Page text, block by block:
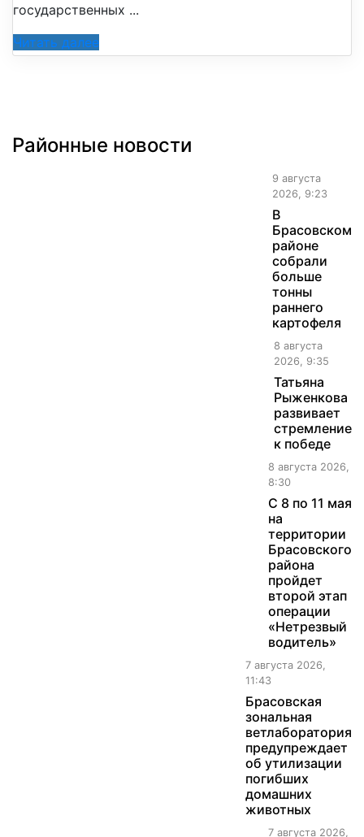
государственных ...
Читать далее
Районные новости
9 августа
2026, 9:23
В
Брасовском
районе
собрали
больше
тонны
раннего
картофеля
8 августа
2026, 9:35
Татьяна
Рыженкова
развивает
стремление
к победе
8 августа 2026,
8:30
С 8 по 11 мая
на
территории
Брасовского
района
пройдет
второй этап
операции
«Нетрезвый
водитель»
7 августа 2026,
11:43
Брасовская
зональная
ветлаборатория
предупреждает
об утилизации
погибших
домашних
животных
7 августа 2026,